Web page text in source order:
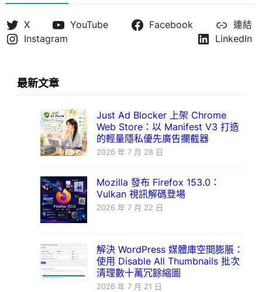
X YouTube Facebook
連結
Instagram
LinkedIn
最新文章
Just Ad Blocker 上架 Chrome
Web Store：以 Manifest V3 打造
的輕量隱私優先廣告攔截器
2026 年 7 月 28 日
Mozilla 發布 Firefox 153.0：
Vulkan 視訊解碼登場
2026 年 7 月 22 日
解決 WordPress 媒體庫空間膨脹：
使用 Disable All Thumbnails 批次
清理數十萬冗餘縮圖
2026 年 7 月 21 日